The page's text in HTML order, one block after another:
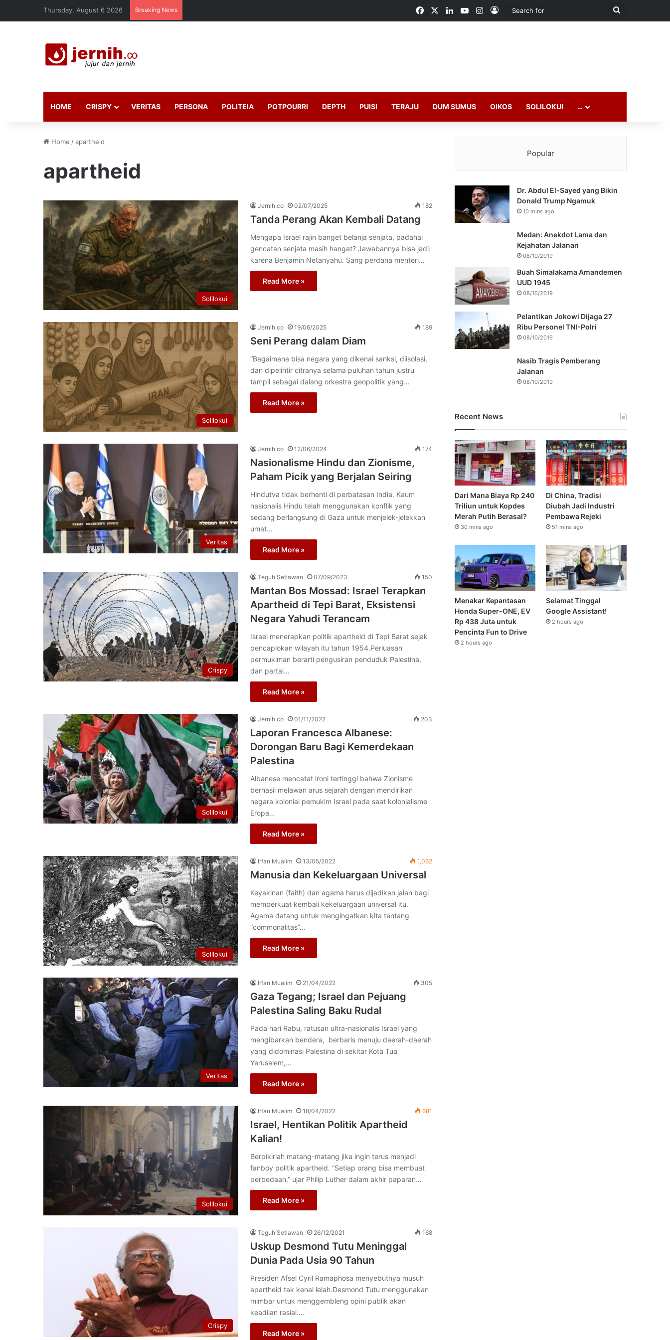
Thursday, August 6 2026 Breaking News FacebookLinkedInYouTubeInstagram
Log In
Search
HOME CRISPY VERITAS PERSONA POLITEIA POTPOURRI DEPTH PUISI TERAJU DUM SUMUS OIKOS SOLILOKUI …
Home /apartheid
apartheid
Solilokui
Jernih.co 02/07/2025 182
Tanda Perang Akan Kembali Datang
Mengapa Israel rajin banget belanja senjata, padahal
gencatan senjata masih hangat? Jawabannya bisa jadi:
karena Benjamin Netanyahu. Sang perdana menteri…
Read More »
Solilokui
Jernih.co 19/06/2025 189
Seni Perang dalam Diam
“Bagaimana bisa negara yang dikenai sanksi, diisolasi,
dan dipelintir citranya selama puluhan tahun justru
tampil sebagai dalang orkestra geopolitik yang…
Read More »
Veritas
Jernih.co 12/06/2024 174
Nasionalisme Hindu dan Zionisme,
Paham Picik yang Berjalan Seiring
Hindutva tidak berhenti di perbatasan India. Kaum
nasionalis Hindu telah menggunakan konflik yang
sedang berlangsung di Gaza untuk menjelek-jelekkan
umat…
Read More »
Crispy
Teguh Setiawan 07/09/2023 150
Mantan Bos Mossad: Israel Terapkan
Apartheid di Tepi Barat, Eksistensi
Negara Yahudi Terancam
Israel menerapkan politik apartheid di Tepi Barat sejak
pencaplokan wilayah itu tahun 1954.Perluasan
permukiman berarti pengusiran penduduk Palestina,
dan partai…
Read More »
Solilokui
Jernih.co 01/11/2022 203
Laporan Francesca Albanese:
Dorongan Baru Bagi Kemerdekaan
Palestina
Albanese mencatat ironi tertinggi bahwa Zionisme
berhasil melawan arus sejarah dengan mendirikan
negara kolonial pemukim Israel pada saat kolonialisme
Eropa…
Read More »
Solilokui
Irfan Mualim 13/05/2022 1,062
Manusia dan Kekeluargaan Universal
Keyakinan (faith) dan agama harus dijadikan jalan bagi
memperkuat kembali kekeluargaan universal itu.
Agama datang untuk mengingatkan kita tentang
“commonalitas”…
Read More »
Veritas
Irfan Mualim 21/04/2022 305
Gaza Tegang; Israel dan Pejuang
Palestina Saling Baku Rudal
Pada hari Rabu, ratusan ultra-nasionalis Israel yang
mengibarkan bendera, berbaris menuju daerah-daerah
yang didominasi Palestina di sekitar Kota Tua
Yerusalem,…
Read More »
Solilokui
Irfan Mualim 18/04/2022 681
Israel, Hentikan Politik Apartheid
Kalian!
Berpikirlah matang-matang jika ingin terus menjadi
fanboy politik apartheid. “Setiap orang bisa membuat
perbedaan,” ujar Philip Luther dalam akhir paparan…
Read More »
Crispy
Teguh Setiawan 26/12/2021 168
Uskup Desmond Tutu Meninggal
Dunia Pada Usia 90 Tahun
Presiden Afsel Cyril Ramaphosa menyebutnya musuh
apartheid tak kenal lelah.Desmond Tutu menggunakan
mimbar untuk menggembleng opini publik akan
keadilan rasial.…
Read More »
Popular
Dr. Abdul El-Sayed yang Bikin
Donald Trump Ngamuk
10 mins ago
Medan: Anekdot Lama dan
Kejahatan Jalanan
08/10/2019
Buah Simalakama Amandemen
UUD 1945
08/10/2019
Pelantikan Jokowi Dijaga 27
Ribu Personel TNI-Polri
08/10/2019
Nasib Tragis Pemberang
Jalanan
08/10/2019
Recent News
Dari Mana Biaya Rp 240
Triliun untuk Kopdes
Merah Putih Berasal?
30 mins ago
Di China, Tradisi
Diubah Jadi Industri
Pembawa Rejeki
51 mins ago
Menakar Kepantasan
Honda Super-ONE, EV
Rp 438 Juta untuk
Pencinta Fun to Drive
2 hours ago
Selamat Tinggal
Google Assistant!
2 hours ago